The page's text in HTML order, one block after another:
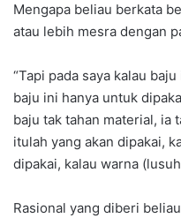
Mengapa beliau berkata
atau lebih mesra dengan
“Tapi pada saya kalau
baju ini hanya untuk
baju tak tahan material, ia
itulah yang akan dipakai,
dipakai, kalau warna
Rasional yang diberi